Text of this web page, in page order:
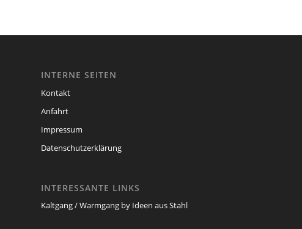
INTERNE SEITEN
Kontakt
Anfahrt
Impressum
Datenschutzerklärung
INTERESSANTE LINKS
Kaltgang / Warmgang by Ideen aus Stahl